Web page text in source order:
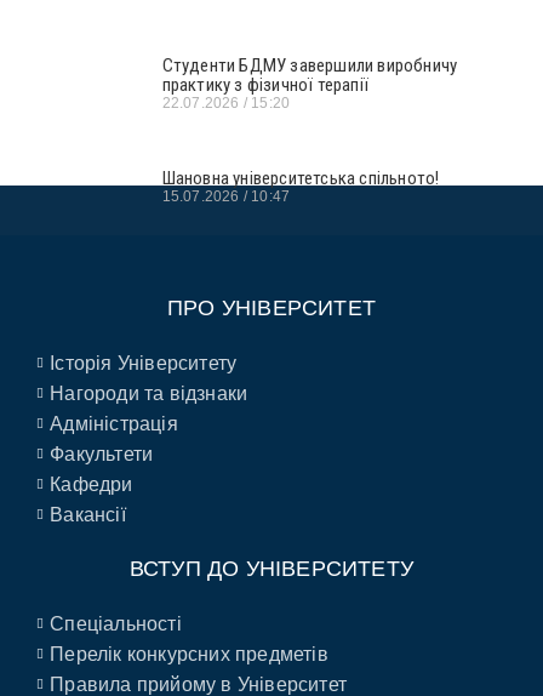
Студенти БДМУ завершили виробничу
практику з фізичної терапії
22.07.2026 15:20
Шановна університетська спільното!
15.07.2026 10:47
ПРО УНІВЕРСИТЕТ
Історія Університету
Нагороди та відзнаки
Адміністрація
Факультети
Кафедри
Вакансії
ВСТУП ДО УНІВЕРСИТЕТУ
Спеціальності
Перелік конкурсних предметів
Правила прийому в Університет